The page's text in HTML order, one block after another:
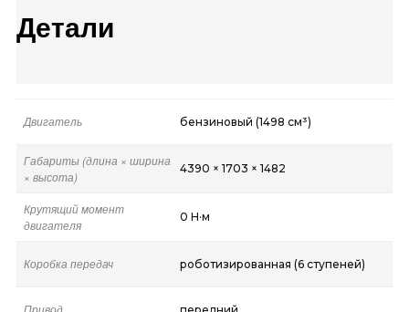
Детали
Двигатель бензиновый (1498 см³)
Габариты (длина × ширина
× высота)
4390 × 1703 × 1482
Крутящий момент
двигателя
0 Н·м
Коробка передач роботизированная (6 ступеней)
Привод